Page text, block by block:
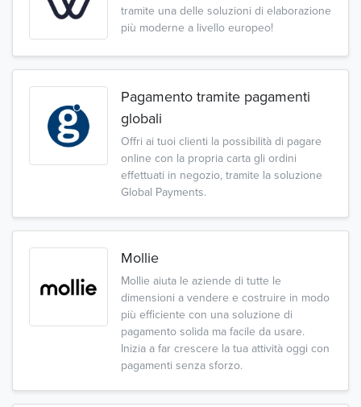
tramite una delle soluzioni di elaborazione
più moderne a livello europeo!
Pagamento tramite pagamenti
globali
Offri ai tuoi clienti la possibilità di pagare
online con la propria carta gli ordini
effettuati in negozio, tramite la soluzione
Global Payments.
Mollie
Mollie aiuta le aziende di tutte le
dimensioni a vendere e costruire in modo
più efficiente con una soluzione di
pagamento solida ma facile da usare.
Inizia a far crescere la tua attività oggi con
pagamenti senza sforzo.